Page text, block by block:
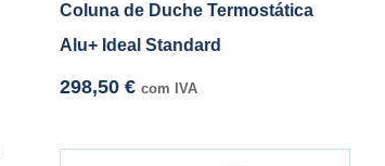
Coluna de Duche Termostática
Alu+ Ideal Standard
298,50 € com IVA